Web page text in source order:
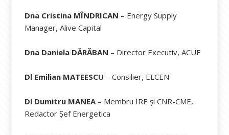
Dna Cristina MÎNDRICAN – Energy Supply
Manager, Alive Capital
Dna Daniela DĂRĂBAN – Director Executiv, ACUE
Dl Emilian MATEESCU – Consilier, ELCEN
Dl Dumitru MANEA– Membru IRE și CNR-CME,
Redactor Șef Energetica